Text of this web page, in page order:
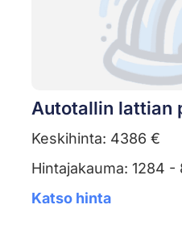
Autotallin lattian
Keskihinta: 4386 €
Hintajakauma: 1284 -
Katso hinta